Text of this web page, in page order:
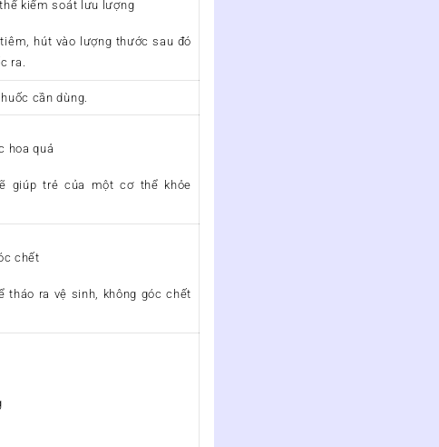
kiểm soát lưu lượng
hút vào lượng thước sau đó
ra.
cần dùng.
hoa quả
giúp trẻ của một cơ thể khỏe
chết
tháo ra vệ sinh, không góc chết